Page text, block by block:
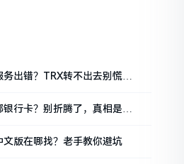
出错？TRX转不出去别慌，
行卡？别折腾了，真相是这
版在哪找？老手教你避坑